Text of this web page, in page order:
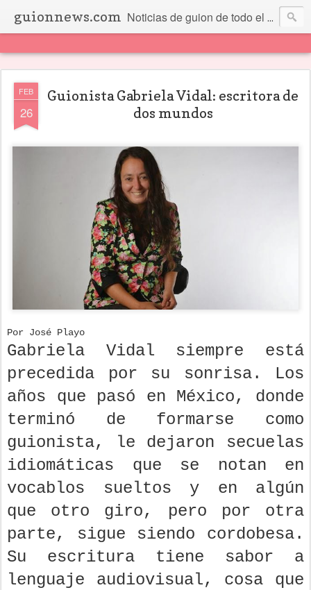
guionnews.com Noticias de guion de todo el mundo... Y más.
FEB
26
Guionista Gabriela Vidal: escritora de
dos mundos
Por José Playo
Gabriela Vidal siempre está
precedida por su sonrisa. Los
años que pasó en México, donde
terminó de formarse como
guionista, le dejaron secuelas
idiomáticas que se notan en
vocablos sueltos y en algún
que otro giro, pero por otra
parte, sigue siendo cordobesa.
Su escritura tiene sabor a
lenguaje audiovisual, cosa que